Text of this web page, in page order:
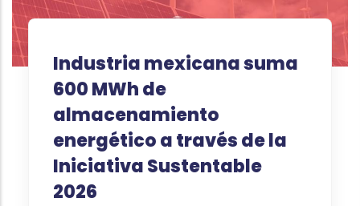
Industria mexicana suma
600 MWh de
almacenamiento
energético a través de la
Iniciativa Sustentable
2026